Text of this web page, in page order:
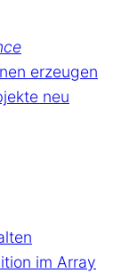
erzeugen
neu
im Array